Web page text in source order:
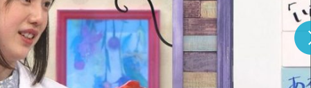
『アイ＝ラブ！げーみん
E齋藤樹愛羅＆佐々木舞
ビュー